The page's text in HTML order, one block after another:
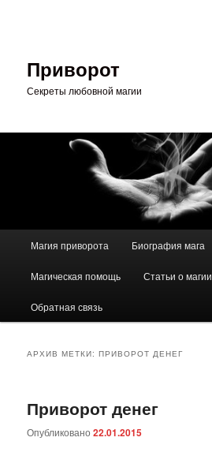
Приворот
Секреты любовной магии
Магия приворота Биография мага
Магическая помощь Статьи о магии
Обратная связь
АРХИВ МЕТКИ:ПРИВОРОТ ДЕНЕГ
Приворот денег
Опубликовано22.01.2015